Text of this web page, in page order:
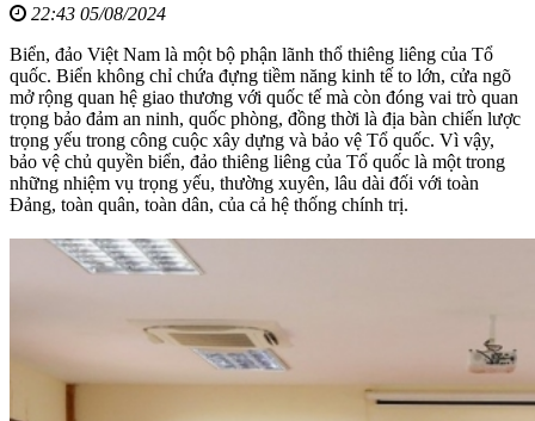
22:43 05/08/2024
Biển, đảo Việt Nam là một bộ phận lãnh thổ thiêng liêng của Tổ
quốc. Biển không chỉ chứa đựng tiềm năng kinh tế to lớn, cửa ngõ
mở rộng quan hệ giao thương với quốc tế mà còn đóng vai trò quan
trọng bảo đảm an ninh, quốc phòng, đồng thời là địa bàn chiến lược
trọng yếu trong công cuộc xây dựng và bảo vệ Tổ quốc. Vì vậy,
bảo vệ chủ quyền biển, đảo thiêng liêng của Tổ quốc là một trong
những nhiệm vụ trọng yếu, thường xuyên, lâu dài đối với toàn
Đảng, toàn quân, toàn dân, của cả hệ thống chính trị.